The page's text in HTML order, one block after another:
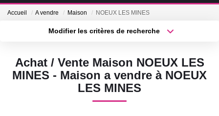
Nos Biens Loués
VENDRE
Accueil A vendre Maison NOEUX LES MINES
Modifier les critères de recherche
Sélectionnez...
Type de bien
Surface min
Achat / Vente Maison NOEUX LES
MINES - Maison a vendre à NOEUX
LES MINES